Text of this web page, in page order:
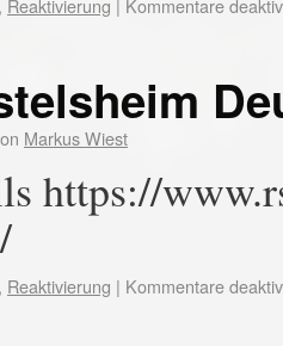
, Reaktivierung | Kommentare
Markus Wiest
https://
, Reaktivierung | Kommentare